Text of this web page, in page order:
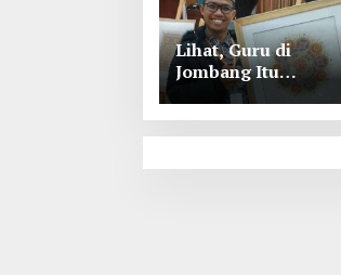
Lihat, Guru di
Jombang Itu
Menunjukkan Hasil
Prestasinya di
Kancah